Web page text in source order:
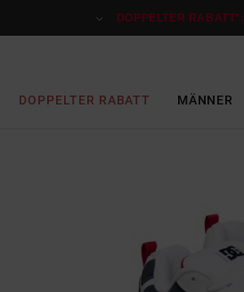
DOPPELTER RABATT*:
DOPPELTER RABATT MÄNNER